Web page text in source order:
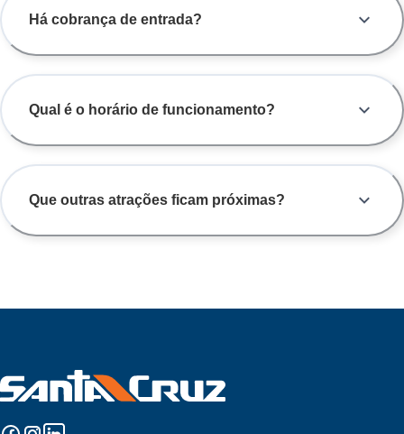
Há cobrança de entrada?
Qual é o horário de funcionamento?
Que outras atrações ficam próximas?